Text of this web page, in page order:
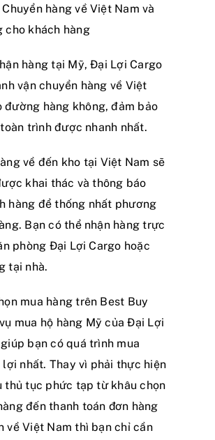
hàng về Việt Nam và
cho khách hàng
hàng tại Mỹ, Đại Lợi Cargo
vận chuyển hàng về Việt
đường hàng không, đảm bảo
trình được nhanh nhất.
về đến kho tại Việt Nam sẽ
khai thác và thông báo
hàng để thống nhất phương
Bạn có thể nhận hàng trực
phòng Đại Lợi Cargo hoặc
tại nhà.
mua hàng trên Best Buy
mua hộ hàng Mỹ của Đại Lợi
bạn có quá trình mua
lợi nhất. Thay vì phải thực hiện
thủ tục phức tạp từ khâu chọn
đến thanh toán đơn hàng
về Việt Nam thì bạn chỉ cần